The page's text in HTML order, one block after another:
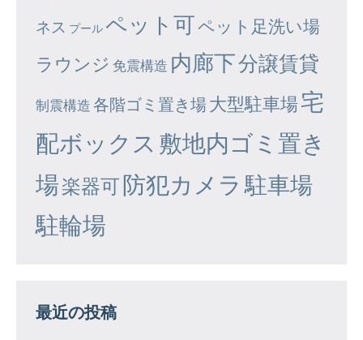
ネス プール ペット可ペット足洗い場
ラウンジ 免震構造 内廊下分譲賃貸
制震構造 各階ゴミ置き場大型駐車場宅
配ボックス 敷地内ゴミ置き
場楽器可防犯カメラ 駐車場
駐輪場
最近の投稿